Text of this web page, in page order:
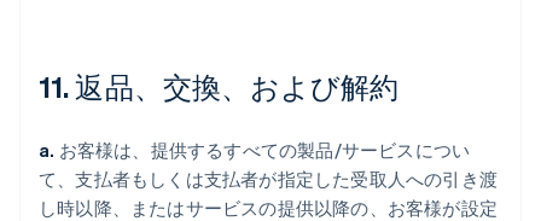
11. 返品、交換、および解約
a. お客様は、提供するすべての製品/サービスについ
て、支払者もしくは支払者が指定した受取人への引き渡
し時以降、またはサービスの提供以降の、お客様が設定